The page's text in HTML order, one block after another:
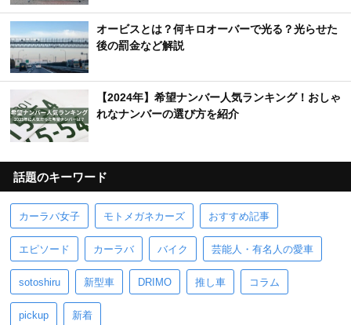
オービスとは？何キロオーバーで光る？光らせた
後の罰金など解説
【2024年】希望ナンバー人気ランキング！おしゃ
れなナンバーの選び方を紹介
話題のキーワード
カーラバ女子 モトメガネカーズ おすすめ記事
エピソード カーラバ バイク 芸能人・有名人の愛車
sotoshiru 新型車 DRIMO 推し車 コラム
pickup 新着